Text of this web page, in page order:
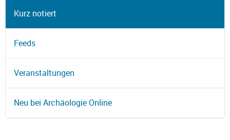
Kurz notiert
Feeds
Veranstaltungen
Neu bei Archäologie Online